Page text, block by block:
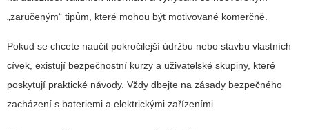
„zaručeným“ tipům, které mohou být motivované komerčně.
Pokud se chcete naučit pokročilejší údržbu nebo stavbu vlastních
cívek, existují bezpečnostní kurzy a uživatelské skupiny, které
poskytují praktické návody. Vždy dbejte na zásady bezpečného
zacházení s bateriemi a elektrickými zařízeními.